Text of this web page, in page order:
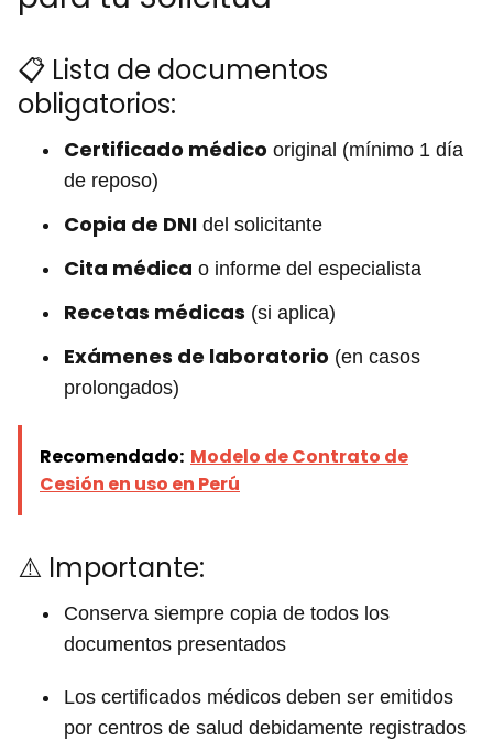
📋 Lista de documentos
obligatorios:
Certificado médico original (mínimo 1 día
de reposo)
Copia de DNI del solicitante
Cita médica o informe del especialista
Recetas médicas (si aplica)
Exámenes de laboratorio (en casos
prolongados)
Recomendado: Modelo de Contrato de
Cesión en uso en Perú
⚠️ Importante:
Conserva siempre copia de todos los
documentos presentados
Los certificados médicos deben ser emitidos
por centros de salud debidamente registrados